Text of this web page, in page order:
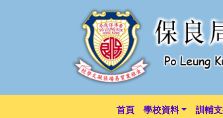
首頁 學校資料 訓輔